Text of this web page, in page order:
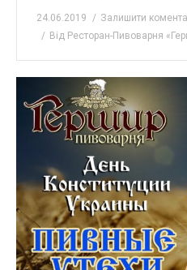
24.06.2019 Залишити
Від Ресторан-Пивоварня